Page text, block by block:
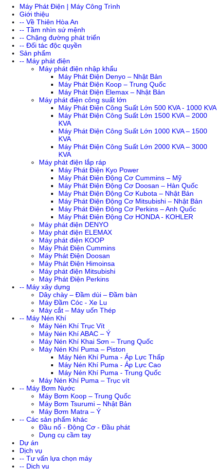
Máy Phát Điện | Máy Công Trình
Giới thiệu
-- Về Thiên Hòa An
-- Tầm nhìn sứ mệnh
-- Chặng đường phát triển
-- Đối tác độc quyền
Sản phẩm
-- Máy phát điện
Máy phát điện nhập khẩu
Máy Phát Điện Denyo – Nhật Bản
Máy Phát Điện Koop – Trung Quốc
Máy Phát Điện Elemax – Nhật Bản
Máy phát điện công suất lớn
Máy Phát Điện Công Suất Lớn 500 KVA - 1000 KVA
Máy Phát Điện Công Suất Lớn 1500 KVA – 2000
KVA
Máy Phát Điện Công Suất Lớn 1000 KVA – 1500
KVA
Máy Phát Điện Công Suất Lớn 2000 KVA – 3000
KVA
Máy phát điện lắp ráp
Máy Phát Điện Kyo Power
Máy Phát Điện Động Cơ Cummins – Mỹ
Máy Phát Điện Động Cơ Doosan – Hàn Quốc
Máy Phát Điện Động Cơ Kubota – Nhật Bản
Máy Phát Điện Động Cơ Mitsubishi – Nhật Bản
Máy Phát Điện Động Cơ Perkins – Anh Quốc
Máy Phát Điện Động Cơ HONDA - KOHLER
Máy phát điện DENYO
Máy phát điện ELEMAX
Máy phát điện KOOP
Máy Phát Điện Cummins
Máy Phát Điện Doosan
Máy Phát Điện Himoinsa
Máy phát điện Mitsubishi
Máy Phát Điện Perkins
-- Máy xây dựng
Dây chày – Đầm dùi – Đầm bàn
Máy Đầm Cóc - Xe Lu
Máy cắt – Máy uốn Thép
-- Máy Nén Khí
Máy Nén Khí Trục Vít
Máy Nén Khí ABAC – Ý
Máy Nén Khí Khai Sơn – Trung Quốc
Máy Nén Khí Puma – Piston
Máy Nén Khí Puma - Áp Lực Thấp
Máy Nén Khí Puma - Áp Lực Cao
Máy Nén Khí Puma - Trung Quốc
Máy Nén Khí Puma – Trục vít
-- Máy Bơm Nước
Máy Bơm Koop – Trung Quốc
Máy Bơm Tsurumi – Nhật Bản
Máy Bơm Matra – Ý
-- Các sản phẩm khác
Đầu nổ - Động Cơ - Đầu phát
Dụng cụ cầm tay
Dự án
Dịch vụ
-- Tư vấn lựa chọn máy
-- Dịch vụ